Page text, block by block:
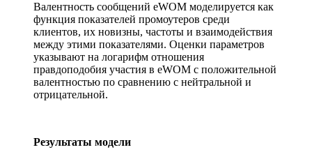
Валентность сообщений eWOM моделируется как
функция показателей промоутеров среди
клиентов, их новизны, частоты и взаимодействия
между этими показателями. Оценки параметров
указывают на логарифм отношения
правдоподобия участия в eWOM с положительной
валентностью по сравнению с нейтральной и
отрицательной.
Результаты модели